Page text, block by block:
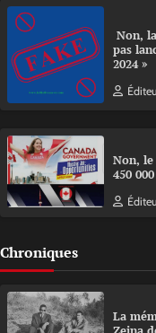
Non,
pas
2024 »
Non, le
450
Chroniques
La